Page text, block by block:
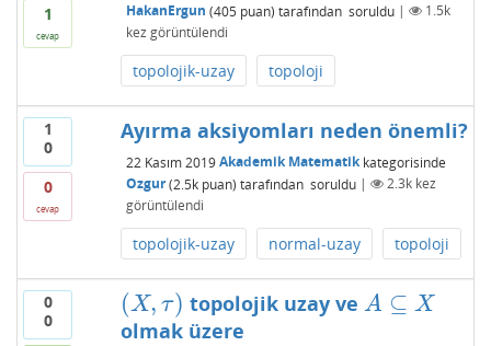
1
cevap
HakanErgun (405 puan) tarafından soruldu |
1.5k
kez görüntülendi
topolojik-uzay topoloji
1
0
0
cevap
Ayırma aksiyomları neden önemli?
22 Kasım 2019 Akademik Matematikkategorisinde
Ozgur (2.5kpuan) tarafından soruldu | 2.3kkez
görüntülendi
topolojik-uzay normal-uzay topoloji
0
0
(X, τ)
(X,τ) topolojik uzay ve A ⊆ X
A⊆X
olmak üzere